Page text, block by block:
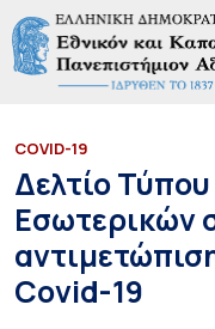
COVID-19
Δελτίο
Εσωτερικών
Covid-19